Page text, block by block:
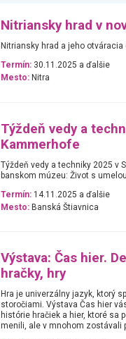
Nitriansky hrad v
Nitriansky hrad a jeho otváracia
Termín: 30.11.2025 a ďalšie
Mesto: Nitra
Týždeň vedy a
Kammerhofe
Týždeň vedy a techniky 2025 v
banskom múzeu: Život s
Termín: 14.11.2025 a ďalšie
Mesto: Banská Štiavnica
Výstava: Čas hier.
hračky, hry
Hra je univerzálny jazyk, ktorý
storočiami. Výstava Čas hier
histórie hračiek a hier, ktoré sa
menili, ale v mnohom zostávali